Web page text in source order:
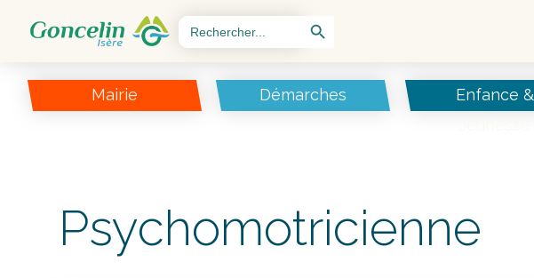
Search
for:
Search Button
Mairie Démarches
Enfance &
Psychomotricienne